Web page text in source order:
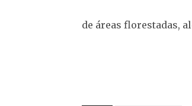
de áreas florestadas,